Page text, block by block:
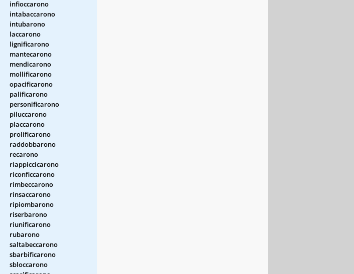
infioccarono
intabaccarono
intubarono
laccarono
lignificarono
mantecarono
mendicarono
mollificarono
opacificarono
palificarono
personificarono
piluccarono
placcarono
prolificarono
raddobbarono
recarono
riappiccicarono
riconficcarono
rimbeccarono
rinsaccarono
ripiombarono
riserbarono
riunificarono
rubarono
saltabeccarono
sbarbificarono
sbloccarono